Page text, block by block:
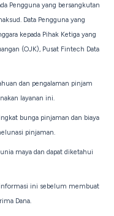
Pengguna yang bersangkutan
Data Pengguna yang
kepada Pihak Ketiga yang
(OJK), Pusat Fintech Data
dan pengalaman pinjam
layanan ini.
bunga pinjaman dan biaya
pinjaman.
maya dan dapat diketahui
ini sebelum membuat
Dana.